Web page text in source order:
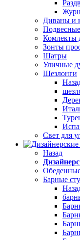
Диваны и
Комлекты
Зонты
Шатры
Уличные
Шезлонги
Свет для
Назад
Барные